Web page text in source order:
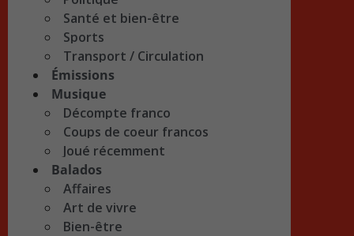
Santé et bien-être
Sports
Transport / Circulation
Émissions
Musique
Décompte franco
Coups de coeur francos
Joué récemment
Balados
Affaires
Art de vivre
Bien-être